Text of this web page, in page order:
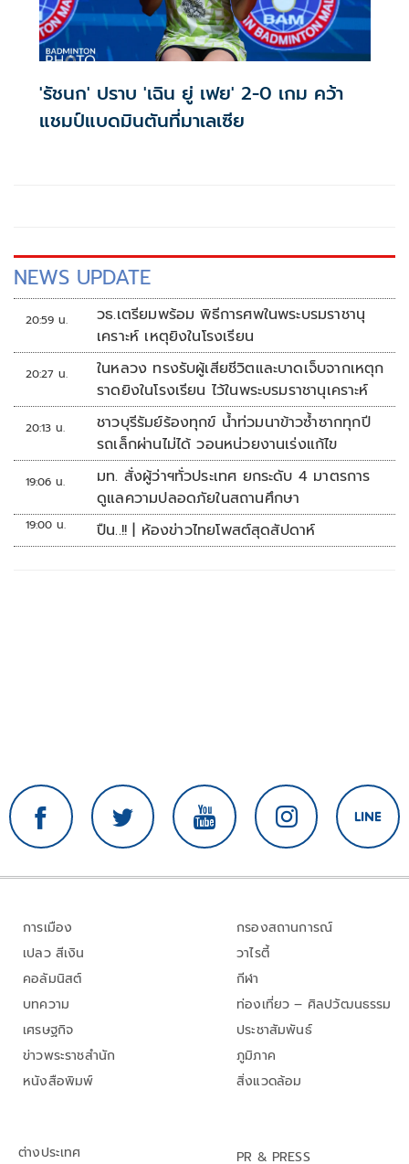
'รัชนก' ปราบ 'เฉิน ยู่ เฟย' 2-0 เกม คว้า
แชมป์แบดมินตันที่มาเลเซีย
NEWS UPDATE
20:59 น.
วธ.เตรียมพร้อม พิธีการศพในพระบรมราชานุ
เคราะห์ เหตุยิงในโรงเรียน
20:27 น.
ในหลวง ทรงรับผู้เสียชีวิตและบาดเจ็บจากเหตุก
ราดยิงในโรงเรียน ไว้ในพระบรมราชานุเคราะห์
20:13 น.
ชาวบุรีรัมย์ร้องทุกข์ น้ำท่วมนาข้าวซ้ำซากทุกปี
รถเล็กผ่านไม่ได้ วอนหน่วยงานเร่งแก้ไข
19:06 น.
มท. สั่งผู้ว่าฯทั่วประเทศ ยกระดับ 4 มาตรการ
ดูแลความปลอดภัยในสถานศึกษา
19:00 น. ปืน..!! | ห้องข่าวไทยโพสต์สุดสัปดาห์
การเมือง
เปลว สีเงิน
คอลัมนิสต์
บทความ
เศรษฐกิจ
ข่าวพระราชสำนัก
หนังสือพิมพ์
กรองสถานการณ์
วาไรตี้
กีฬา
ท่องเที่ยว – ศิลปวัฒนธรรม
ประชาสัมพันธ์
ภูมิภาค
สิ่งแวดล้อม
ต่างประเทศ PR & PRESS